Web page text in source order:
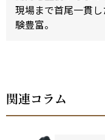
現場まで首尾一貫
験豊富。
関連コラム